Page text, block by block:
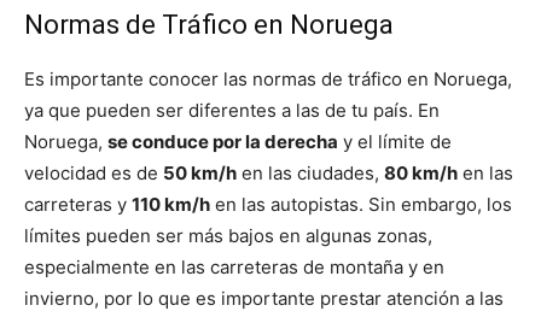
Normas de Tráfico en Noruega
Es importante conocer las normas de tráfico en Noruega,
ya que pueden ser diferentes a las de tu país. En
Noruega, se conduce por la derecha y el límite de
velocidad es de 50 km/h en las ciudades, 80 km/h en las
carreteras y 110 km/h en las autopistas. Sin embargo, los
límites pueden ser más bajos en algunas zonas,
especialmente en las carreteras de montaña y en
invierno, por lo que es importante prestar atención a las